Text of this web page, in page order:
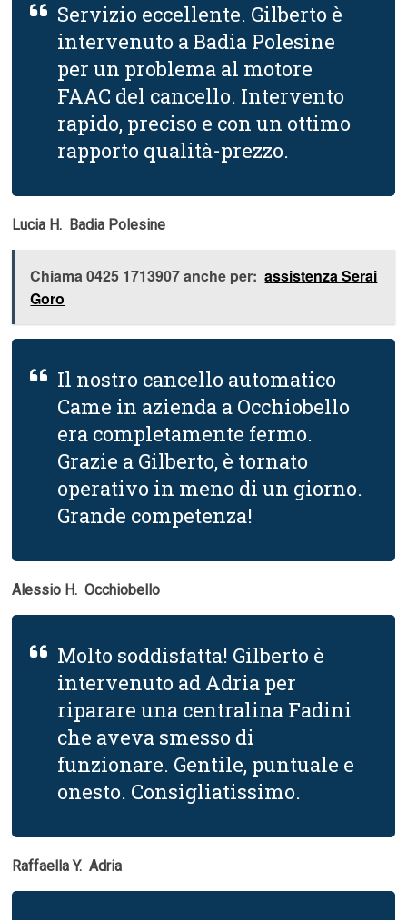
Servizio eccellente. Gilberto è
intervenuto a Badia Polesine
per un problema al motore
FAAC del cancello. Intervento
rapido, preciso e con un ottimo
rapporto qualità-prezzo.
Lucia H.  Badia Polesine
Chiama 0425 1713907 anche per: assistenza Serai
Goro
Il nostro cancello automatico
Came in azienda a Occhiobello
era completamente fermo.
Grazie a Gilberto, è tornato
operativo in meno di un giorno.
Grande competenza!
Alessio H.  Occhiobello
Molto soddisfatta! Gilberto è
intervenuto ad Adria per
riparare una centralina Fadini
che aveva smesso di
funzionare. Gentile, puntuale e
onesto. Consigliatissimo.
Raffaella Y.  Adria